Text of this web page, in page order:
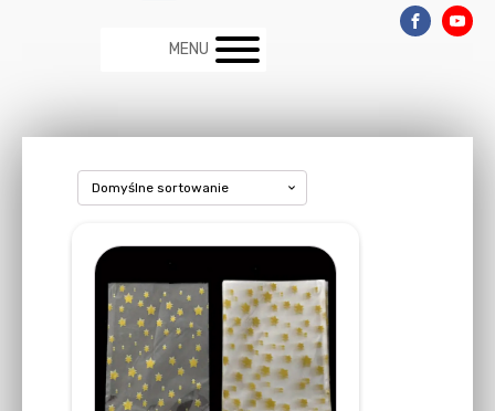
MENU